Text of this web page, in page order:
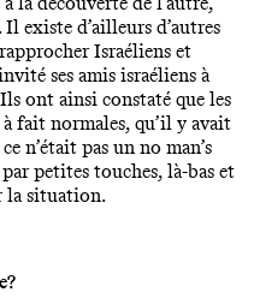
existe d’ailleurs d’autres
Israéliens et
ses amis israéliens à
ont ainsi constaté que les
fait normales, qu’il y avait
n’était pas un no man’s
petites touches, là-bas et
la situation.